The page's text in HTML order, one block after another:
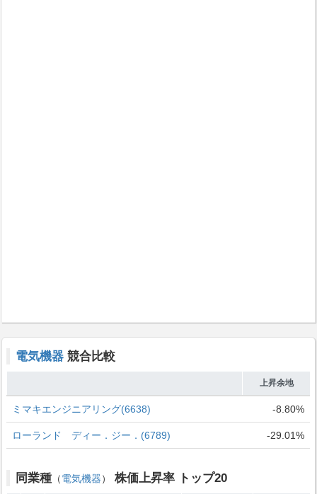
電気機器 競合比較
上昇余地
ミマキエンジニアリング(6638) -8.80%
ローランド ディー．ジー．(6789) -29.01%
同業種 （電気機器） 株価上昇率 トップ20